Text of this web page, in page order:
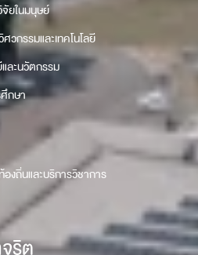
ยในมนุษย์
วกรรมและเทคโนโลยี
ละนวัตกรรม
กษา
ถิ่นและบริการวิชาการ
ริต